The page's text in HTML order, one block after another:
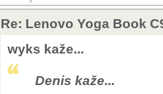
Re: Lenovo Yoga Book
wyks kaže...
Denis kaže...